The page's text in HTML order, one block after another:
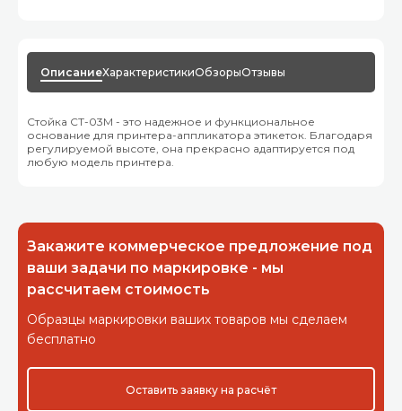
ОписаниеХарактеристикиОбзорыОтзывы
Стойка СТ-03М - это надежное и функциональное
основание для принтера-аппликатора этикеток. Благодаря
регулируемой высоте, она прекрасно адаптируется под
любую модель принтера.
Закажите коммерческое предложение под
ваши задачи по маркировке - мы
рассчитаем стоимость
Образцы маркировки ваших товаров мы сделаем
бесплатно
Оставить заявку на расчёт